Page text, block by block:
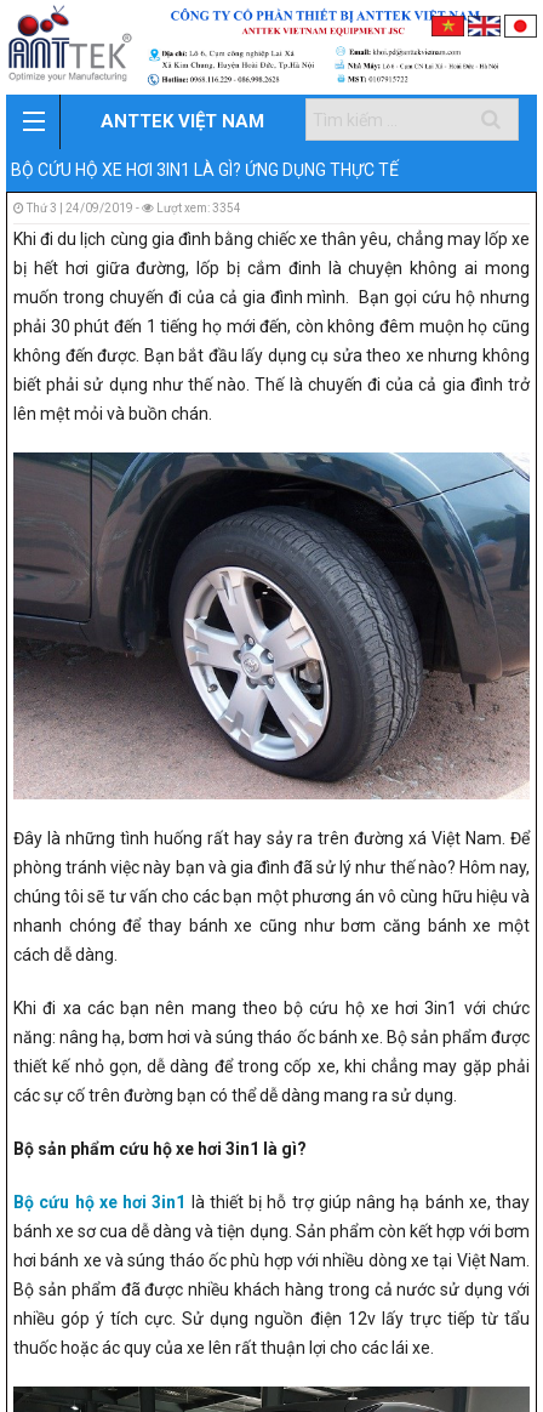
ANTTEK VIỆT NAM
BỘ CỨU HỘ XE HƠI 3IN1 LÀ GÌ? ỨNG DỤNG THỰC TẾ
Thứ 3 | 24/09/2019 - Lượt xem: 3354
Khi đi du lịch cùng gia đình bằng chiếc xe thân yêu, chẳng may lốp xe
bị hết hơi giữa đường, lốp bị cắm đinh là chuyện không ai mong
muốn trong chuyến đi của cả gia đình mình. Bạn gọi cứu hộ nhưng
phải 30 phút đến 1 tiếng họ mới đến, còn không đêm muộn họ cũng
không đến được. Bạn bắt đầu lấy dụng cụ sửa theo xe nhưng không
biết phải sử dụng như thế nào. Thế là chuyến đi của cả gia đình trở
lên mệt mỏi và buồn chán.
Đây là những tình huống rất hay sảy ra trên đường xá Việt Nam. Để
phòng tránh việc này bạn và gia đình đã sử lý như thế nào? Hôm nay,
chúng tôi sẽ tư vấn cho các bạn một phương án vô cùng hữu hiệu và
nhanh chóng để thay bánh xe cũng như bơm căng bánh xe một
cách dễ dàng.
Khi đi xa các bạn nên mang theo bộ cứu hộ xe hơi 3in1 với chức
năng: nâng hạ, bơm hơi và súng tháo ốc bánh xe. Bộ sản phẩm được
thiết kế nhỏ gọn, dễ dàng để trong cốp xe, khi chẳng may gặp phải
các sự cố trên đường bạn có thể dễ dàng mang ra sử dụng.
Bộ sản phẩm cứu hộ xe hơi 3in1 là gì?
Bộ cứu hộ xe hơi 3in1
là thiết bị hỗ trợ giúp nâng hạ bánh xe, thay
bánh xe sơ cua dễ dàng và tiện dụng. Sản phẩm còn kết hợp với bơm
hơi bánh xe và súng tháo ốc phù hợp với nhiều dòng xe tại Việt Nam.
Bộ sản phẩm đã được nhiều khách hàng trong cả nước sử dụng với
nhiều góp ý tích cực. Sử dụng nguồn điện 12v lấy trực tiếp từ tẩu
thuốc hoặc ác quy của xe lên rất thuận lợi cho các lái xe.